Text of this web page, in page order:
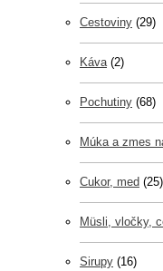
Cestoviny (29)
Káva (2)
Pochutiny (68)
Múka a zmes
Cukor, med (25)
Müsli, vločky,
Sirupy (16)